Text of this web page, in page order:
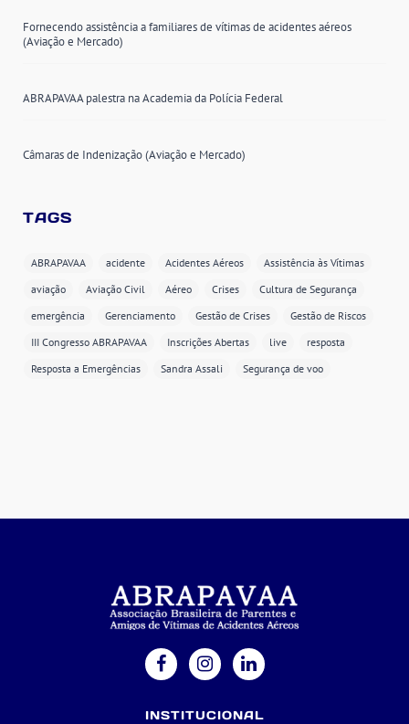
Fornecendo assistência a familiares de vítimas de acidentes aéreos
(Aviação e Mercado)
ABRAPAVAA palestra na Academia da Polícia Federal
Câmaras de Indenização (Aviação e Mercado)
TAGS
ABRAPAVAA acidente Acidentes Aéreos
Assistência às Vítimas
aviação
Aviação Civil Aéreo Crises
Cultura de Segurança
emergência
Gerenciamento Gestão de Crises
Gestão de Riscos
III Congresso ABRAPAVAA
Inscrições Abertas live
resposta
Resposta a Emergências
Sandra Assali Segurança de voo
INSTITUCIONAL